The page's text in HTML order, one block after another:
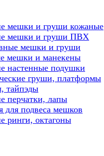
мешки и груши кожаные
мешки и груши ПВХ
мешки и груши
мешки и манекены
настенные подушки
груши, платформы
тайпэды
перчатки, лапы
подвеса мешков
ринги, октагоны